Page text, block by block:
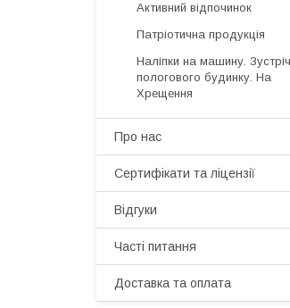
Активний відпочинок
Патріотична продукція
Наліпки на машину.
пологового будинку. На
Хрещення
Про нас
Сертифікати та ліцензії
Відгуки
Часті питання
Доставка та оплата